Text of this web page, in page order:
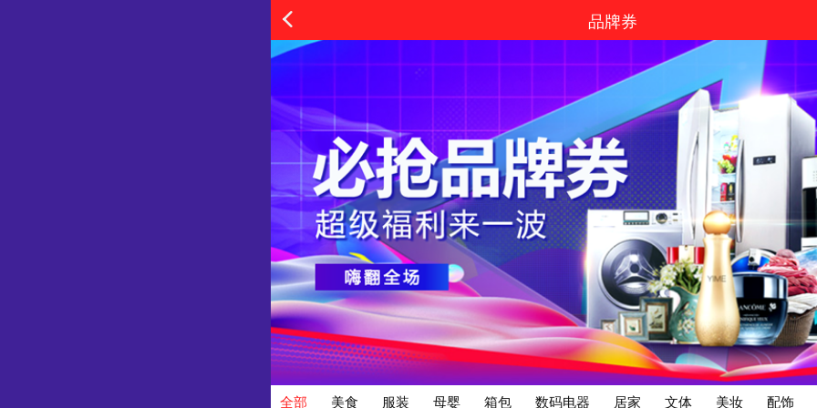
品牌券
全部 美食 服装 母婴 箱包 数码电器 居家 文体 美妆 配饰